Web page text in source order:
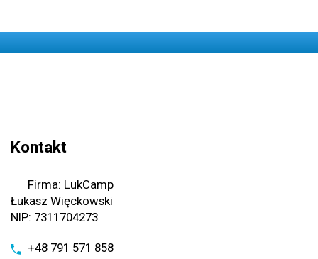
wybrać
Kontakt
Firma: LukCamp
Łukasz Więckowski
NIP: 7311704273
+48 791 571 858